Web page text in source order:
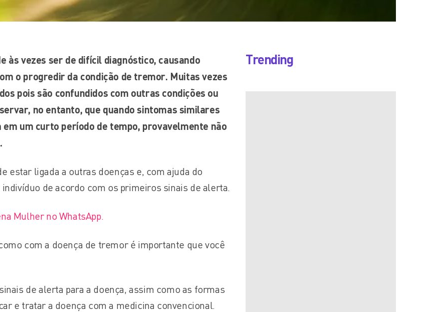
às vezes ser de difícil diagnóstico, causando
o progredir da condição de tremor. Muitas vezes
pois são confundidos com outras condições ou
no entanto, que quando sintomas similares
um curto período de tempo, provavelmente não
estar ligada a outras doenças e, com ajuda do
de acordo com os primeiros sinais de alerta.
Mulher no WhatsApp.
com a doença de tremor é importante que você
de alerta para a doença, assim como as formas
e tratar a doença com a medicina convencional.
Trending